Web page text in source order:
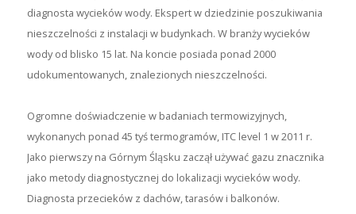
diagnosta wycieków wody. Ekspert w dziedzinie poszukiwania
nieszczelności z instalacji w budynkach. W branży wycieków
wody od blisko 15 lat. Na koncie posiada ponad 2000
udokumentowanych, znalezionych nieszczelności.
Ogromne doświadczenie w badaniach termowizyjnych,
wykonanych ponad 45 tyś termogramów, ITC level 1 w 2011 r.
Jako pierwszy na Górnym Śląsku zaczął używać gazu znacznika
jako metody diagnostycznej do lokalizacji wycieków wody.
Diagnosta przecieków z dachów, tarasów i balkonów.